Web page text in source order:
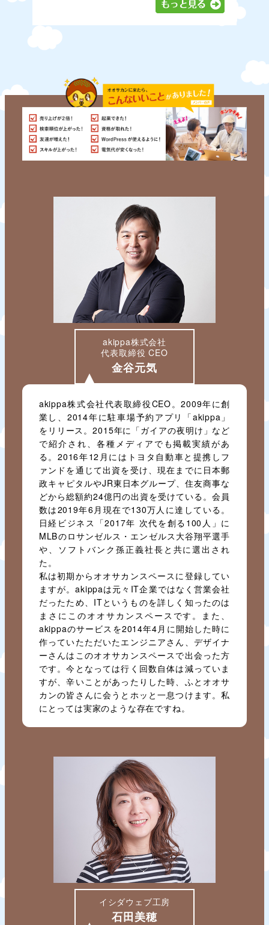
akippa株式会社
代表取締役 CEO
金谷元気
akippa株式会社代表取締役CEO。2009年に創
業し、2014年に駐車場予約アプリ「akippa」
をリリース。2015年に「ガイアの夜明け」など
で紹介され、各種メディアでも掲載実績があ
る。2016年12月にはトヨタ自動車と提携しフ
ァンドを通じて出資を受け、現在までに日本郵
政キャピタルやJR東日本グループ、住友商事な
どから総額約24億円の出資を受けている。会員
数は2019年6月現在で130万人に達している。
日経ビジネス「2017年 次代を創る100人」に
MLBのロサンゼルス・エンゼルス大谷翔平選手
や、ソフトバンク孫正義社長と共に選出され
た。
私は初期からオオサカンスペースに登録してい
ますが。akippaは元々IT企業ではなく営業会社
だったため、ITというものを詳しく知ったのは
まさにこのオオサカンスペースです。また、
akippaのサービスを2014年4月に開始した時に
作っていたただいたエンジニアさん、デザイナ
ーさんはこのオオサカンスペースで出会った方
です。今となっては行く回数自体は減っていま
すが、辛いことがあったりした時、ふとオオサ
カンの皆さんに会うとホッと一息つけます。私
にとっては実家のような存在ですね。
イシダウェブ工房
石田美穂